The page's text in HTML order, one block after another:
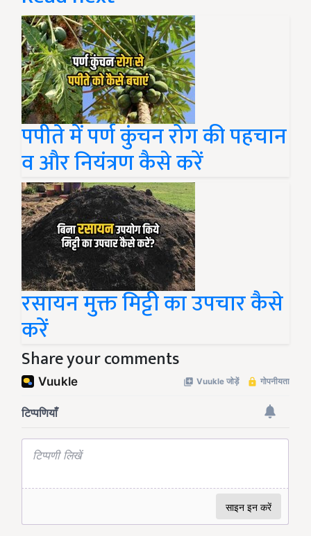
पपीते में पर्ण कुंचन रोग की पहचान
व और नियंत्रण कैसे करें
रसायन मुक्त मिट्टी का उपचार कैसे
करें
Share your comments